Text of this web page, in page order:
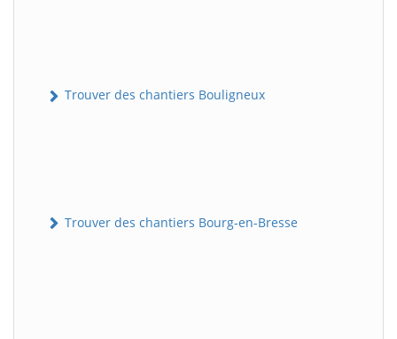
Trouver des chantiers Bouligneux
Trouver des chantiers Bourg-en-Bresse